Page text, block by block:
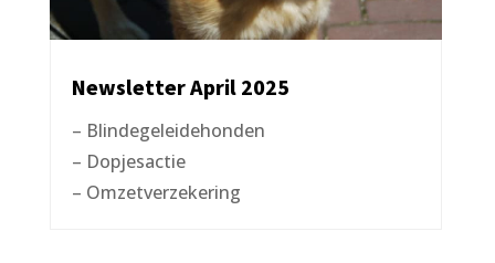
Newsletter April 2025
– Blindegeleidehonden
– Dopjesactie
– Omzetverzekering